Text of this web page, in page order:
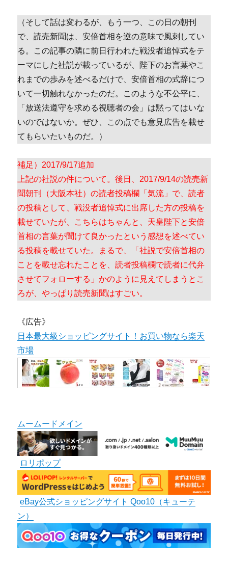
（そして話は変わるが、もう一つ、この日の朝刊
で、読売新聞は、安倍首相を逆の意味で風刺してい
る。この記事の隣に前日行われた戦没者追悼式をテ
ーマにした社説が載っているが、陛下のお言葉やこ
れまでの歩みを述べるだけで、安倍首相の式辞につ
いて一切触れなかったのだ。このような不公平に、
「放送法遵守を求める視聴者の会」は黙ってはいな
いのではないか。ぜひ、この点でも意見広告を載せ
てもらいたいものだ。）
補足）2017/9/17追加
上記の社説の件について。後日、2017/9/14の読売新
聞朝刊（大阪本社）の読者投稿欄「気流」で、読者
の投稿として、戦没者追悼式に出席した方の投稿を
載せていたが、こちらはちゃんと、天皇陛下と安倍
首相の言葉が聞けて良かったという感想を述べてい
る投稿を載せていた。まるで、「社説で安倍首相の
ことを載せ忘れたことを、読者投稿欄で読者に代弁
させてフォローする」かのように見えてしまうとこ
ろが、やっぱり読売新聞はすごい。
《広告》
日本最大級ショッピングサイト！お買い物なら楽天
市場
ムームードメイン
ロリポップ
eBay公式ショッピングサイト Qoo10（キューテ
ン）